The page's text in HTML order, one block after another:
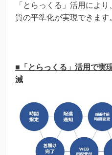
「とらっくる」活用によ
質の平準化が実現できます
■「とらっくる」活用で実
減